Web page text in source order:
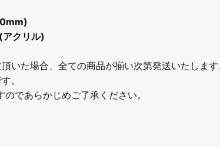
クリル)
いた場合、全ての商品が揃い次第発送いたします
。
であらかじめご了承ください。